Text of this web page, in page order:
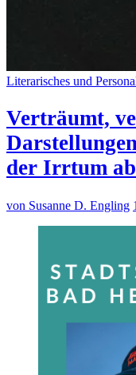
Literarisches und
Verträumt,
der Irrtum
von Susanne D. Engling